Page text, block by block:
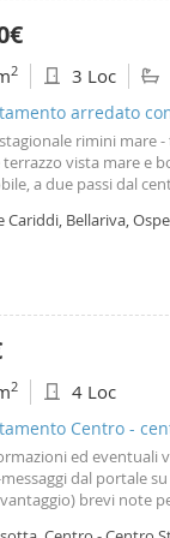
( cucina completa
di solo sei unità.
tre camere (due
per un'auto di piccole
serratura di
referenze
Contratto 3+2 con
di sei mensilità rif:
2 3 Loc
arredato
rimini mare
terrazzo vista mare e
a due passi dal
sala con cucina
di 30 mq che contiene
Cariddi, Bellariva,
2 4 Loc
Centro -
ed eventuali
dal portale
brevi note